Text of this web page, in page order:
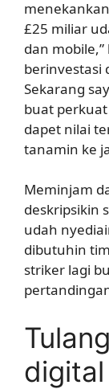
£25 miliar
dan
berinvestasi
Sekarang
buat
dapet nilai
tanamin ke
Meminjam
deskripsikin
udah
dibutuhin
striker lagi